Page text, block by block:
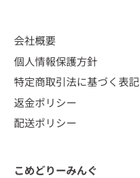
会社概要
個人情報保護方針
特定商取引法に基づく表記
返金ポリシー
配送ポリシー
こめどりーみんぐ